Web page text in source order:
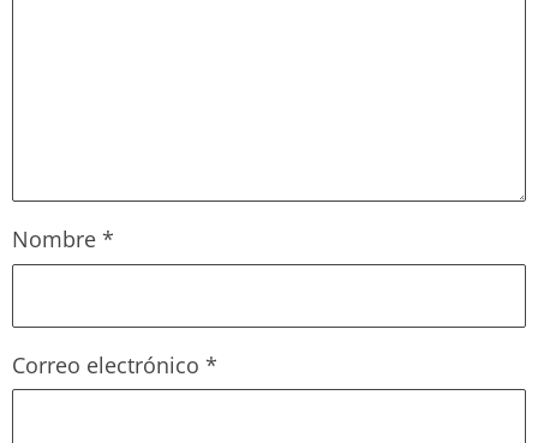
Nombre *
Correo electrónico *